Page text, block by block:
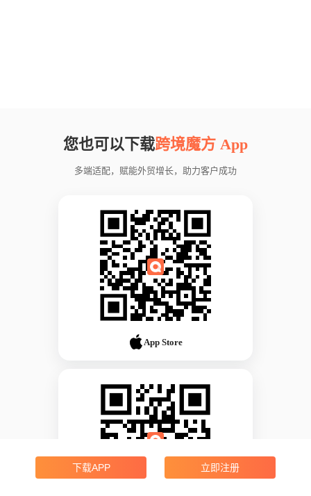
您也可以下载跨境魔方 App
多端适配，赋能外贸增长，助力客户成功
App Store
下载APP 立即注册